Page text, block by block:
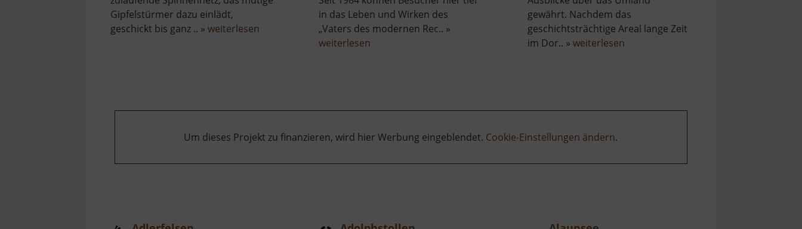
Gipfelstürmer dazu einlädt,
geschickt bis ganz .. » weiterlesen
Abenteuerspielplatz
in das Leben und Wirken des
„Vaters des modernen Rec.. »
weiterlesen
gewährt. Nachdem das
geschichtsträchtige Areal lange Zeit
im Dor.. » weiterlesenüber
Um dieses Projekt zu finanzieren, wird hier Werbung eingeblendet. Cookie-Einstellungen ändern.